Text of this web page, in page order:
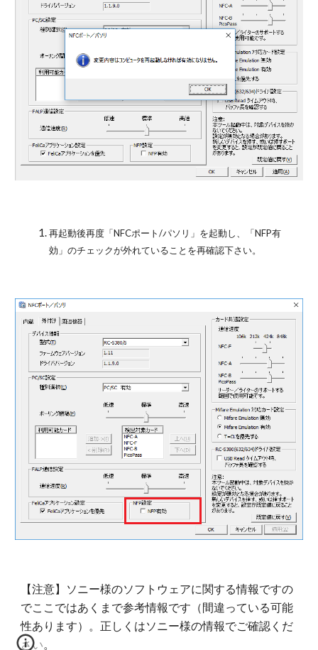
再起動後再度「NFCポート/パソリ」を起動し、「NFP有
効」のチェックが外れていることを再確認下さい。
【注意】ソニー様のソフトウェアに関する情報ですの
でここではあくまで参考情報です（間違っている可能
性あります）。正しくはソニー様の情報でご確認くだ
さい。